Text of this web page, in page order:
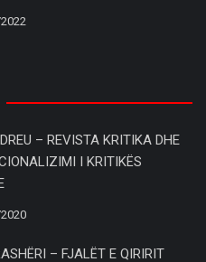
– REVISTA KRITIKA DHE
I KRITIKËS
– FJALËT E QIRIRIT